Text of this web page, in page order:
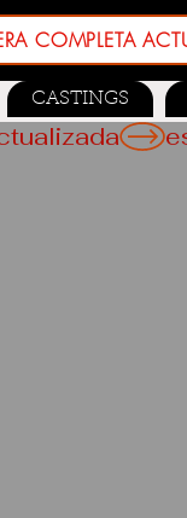
COMPLETA
CASTINGS